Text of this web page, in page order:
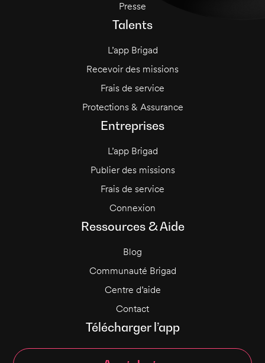
Presse
Talents
L’app Brigad
Recevoir des missions
Frais de service
Protections & Assurance
Entreprises
L’app Brigad
Publier des missions
Frais de service
Connexion
Ressources & Aide
Blog
Communauté Brigad
Centre d’aide
Contact
Télécharger l’app